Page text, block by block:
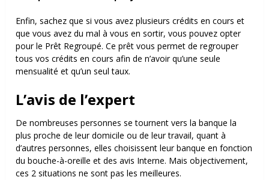
Enfin, sachez que si vous avez plusieurs crédits en cours et
que vous avez du mal à vous en sortir, vous pouvez opter
pour le Prêt Regroupé. Ce prêt vous permet de regrouper
tous vos crédits en cours afin de n’avoir qu’une seule
mensualité et qu’un seul taux.
L’avis de l’expert
De nombreuses personnes se tournent vers la banque la
plus proche de leur domicile ou de leur travail, quant à
d’autres personnes, elles choisissent leur banque en fonction
du bouche-à-oreille et des avis Interne. Mais objectivement,
ces 2 situations ne sont pas les meilleures.